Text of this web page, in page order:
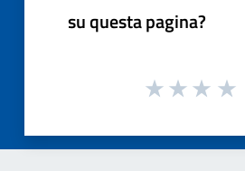
su questa pagina?